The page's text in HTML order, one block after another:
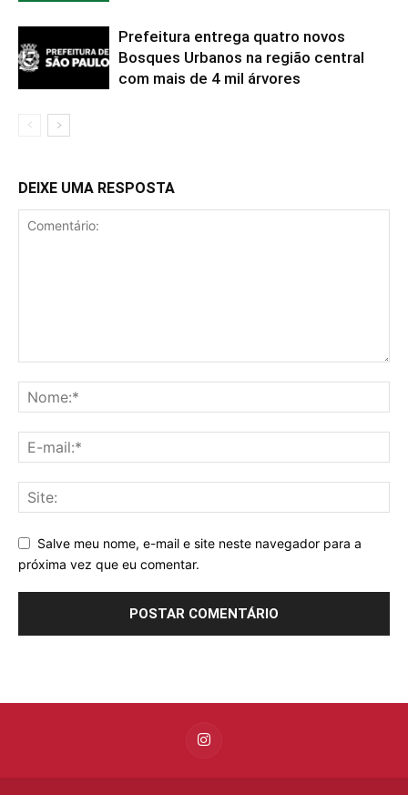
Prefeitura entrega quatro novos
Bosques Urbanos na região central
com mais de 4 mil árvores
DEIXE UMA RESPOSTA
Salve meu nome, e-mail e site neste navegador para a
próxima vez que eu comentar.